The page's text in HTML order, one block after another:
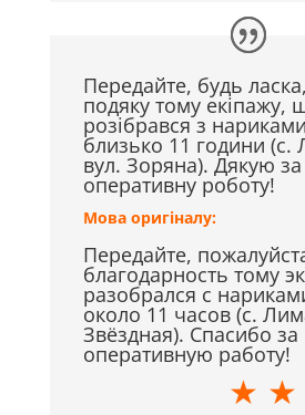
Передайте, будь
подяку тому екіпажу,
розібрався з
близько 11 години (с.
вул. Зоряна). Дякую за
оперативну роботу!
Мова оригіналу:
Передайте,
благодарность тому
разобрался с
около 11 часов (с.
Звёздная). Спасибо за
оперативную работу!
★ ★